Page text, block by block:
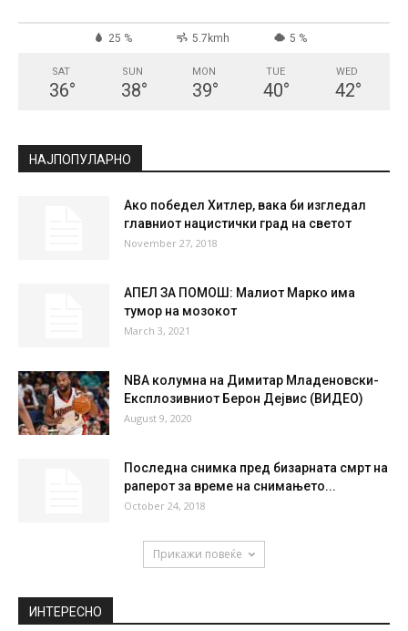
25 % 5.7kmh 5 %
SAT
36°
SUN
38°
MON
39°
TUE
40°
WED
42°
НАЈПОПУЛАРНО
Ако победел Хитлер, вака би изгледал
главниот нацистички град на светот
November 27, 2018
АПЕЛ ЗА ПОМОШ: Малиот Марко има
тумор на мозокот
March 3, 2021
NBA колумна на Димитар Младеновски-
Експлозивниот Берон Дејвис (ВИДЕО)
August 9, 2020
Последна снимка пред бизарната смрт на
раперот за време на снимањето...
October 24, 2018
Прикажи повеќе
ИНТЕРЕСНО